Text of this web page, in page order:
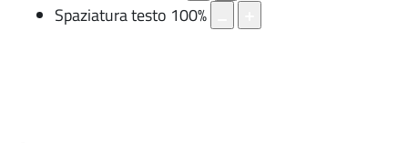
Spaziatura testo 100%